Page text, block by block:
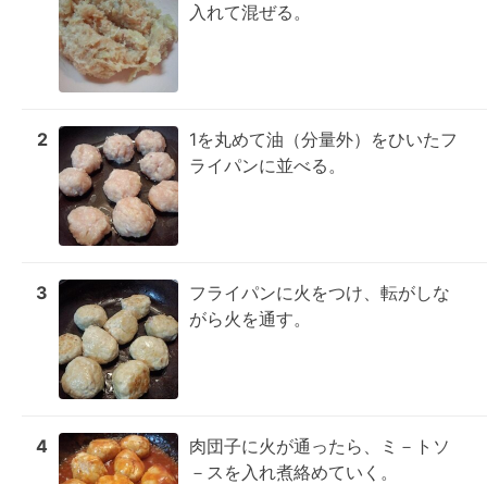
入れて混ぜる。
2
1を丸めて油（分量外）をひいたフ
ライパンに並べる。
3
フライパンに火をつけ、転がしな
がら火を通す。
4
肉団子に火が通ったら、ミ－トソ
－スを入れ煮絡めていく。